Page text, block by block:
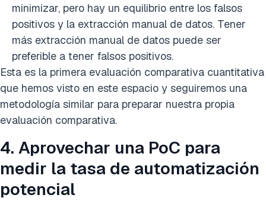
minimizar, pero hay un equilibrio entre los falsos
positivos y la extracción manual de datos. Tener
más extracción manual de datos puede ser
preferible a tener falsos positivos.
Esta es la primera evaluación comparativa cuantitativa
que hemos visto en este espacio y seguiremos una
metodología similar para preparar nuestra propia
evaluación comparativa.
4. Aprovechar una PoC para
medir la tasa de automatización
potencial